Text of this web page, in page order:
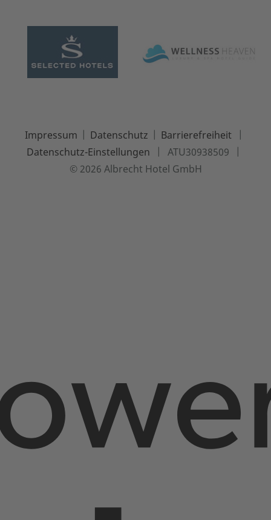
Impressum | Datenschutz | Barrierefreiheit
|
Datenschutz-Einstellungen
| ATU30938509
|
© 2026 Albrecht Hotel GmbH